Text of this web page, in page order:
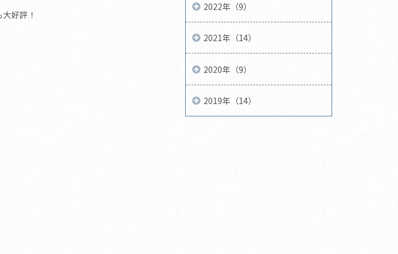
好評！
2022年（9）
2021年（14）
2020年（9）
2019年（14）